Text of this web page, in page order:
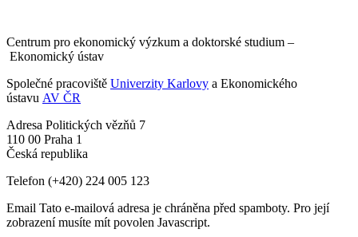
Centrum pro ekonomický výzkum a doktorské studium –
Ekonomický ústav
Společné pracoviště Univerzity Karlovy a Ekonomického
ústavu AV ČR
Adresa Politických vězňů 7
110 00 Praha 1
Česká republika
Telefon (+420) 224 005 123
Email Tato e-mailová adresa je chráněna před spamboty. Pro její
zobrazení musíte mít povolen Javascript.